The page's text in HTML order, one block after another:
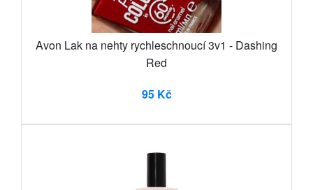
Avon Lak na nehty rychleschnoucí 3v1 - Dashing
Red
95 Kč